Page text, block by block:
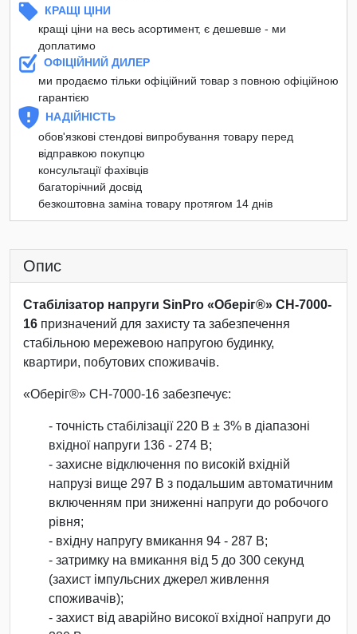
КРАЩІ ЦІНИ
кращі ціни на весь асортимент, є дешевше - ми
доплатимо
ОФІЦІЙНИЙ ДИЛЕР
ми продаємо тільки офіційний товар з повною офіційною
гарантією
НАДІЙНІСТЬ
обов'язкові стендові випробування товару перед
відправкою покупцю
консультації фахівців
багаторічний досвід
безкоштовна заміна товару протягом 14 днів
Опис
Стабілізатор напруги SinPro «Оберіг®» СН-7000-
16 призначений для захисту та забезпечення
стабільною мережевою напругою будинку,
квартири, побутових споживачів.
«Оберіг®» СН-7000-16 забезпечує:
- точність стабілізації 220 В ± 3% в діапазоні
вхідної напруги 136 - 274 В;
- захисне відключення по високій вхідній
напрузі вище 297 В з подальшим автоматичним
включенням при зниженні напруги до робочого
рівня;
- вхідну напругу вмикання 94 - 287 В;
- затримку на вмикання від 5 до 300 секунд
(захист імпульсних джерел живлення
споживачів);
- захист від аварійно високої вхідної напруги до